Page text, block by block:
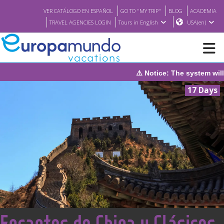
VER CATÁLOGO EN ESPAÑOL GO TO "MY TRIP" BLOG
ACADEMIA
TRAVEL AGENCIES LOGIN
Tours in English USA(en)
WHERE TO BUY
FEATURED
ABOUT US
⚠️ Notice: The system will be under
17 Days
<